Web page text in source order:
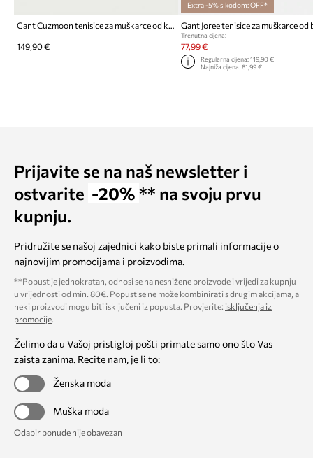
Gant Cuzmoon tenisice za muškarce od kože
149,90 €
Extra -5% s kodom: OFF*
Trenutna cijena:
77,99 €
Regularna cijena: 119,90 €
Najniža cijena: 81,99 €
Prijavite se na naš newsletter i
ostvarite -20% ** na svoju prvu
kupnju.
Pridružite se našoj zajednici kako biste primali informacije o
najnovijim promocijama i proizvodima.
**Popust je jednokratan, odnosi se na nesnižene proizvode i vrijedi za kupnju
u vrijednosti od min. 80€. Popust se ne može kombinirati s drugim akcijama, a
neki proizvodi mogu biti isključeni iz popusta. Provjerite: isključenja iz
promocije.
Želimo da u Vašoj pristigloj pošti primate samo ono što Vas
zaista zanima. Recite nam, je li to:
Ženska moda
Muška moda
Odabir ponude nije obavezan